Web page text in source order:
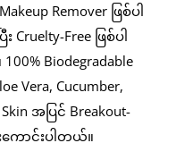
Remover ဖြစ်ပါ
Cruelty-Free ဖြစ်ပါ
Biodegradable
Vera, Cucumber,
အပြင် Breakout-
ောင်းပါတယ်။